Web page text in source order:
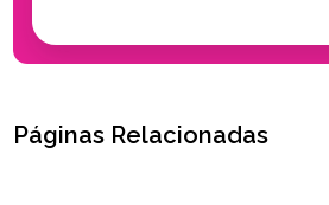
Páginas Relacionadas